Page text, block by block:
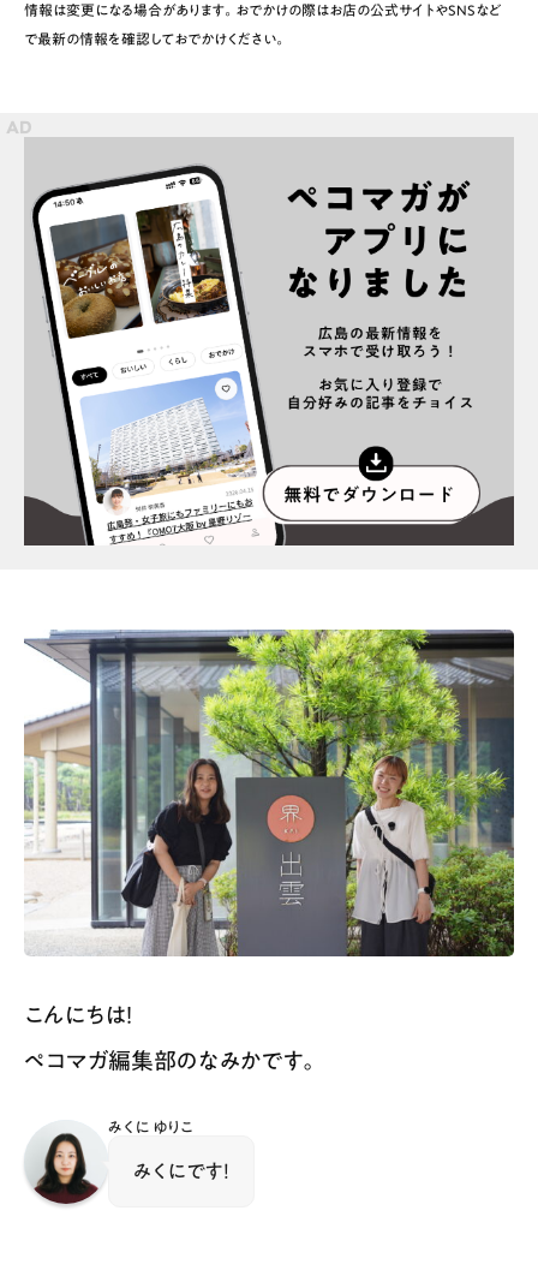
プライバシーポリシー インフォマティブデータポリシー
お問合せ 利用規約
情報は変更になる場合があります。おでかけの際はお店の公式サイトやSNSなど
で最新の情報を確認しておでかけください。
こんにちは！
ペコマガ編集部のなみかです。
みくに ゆりこ
みくにです！